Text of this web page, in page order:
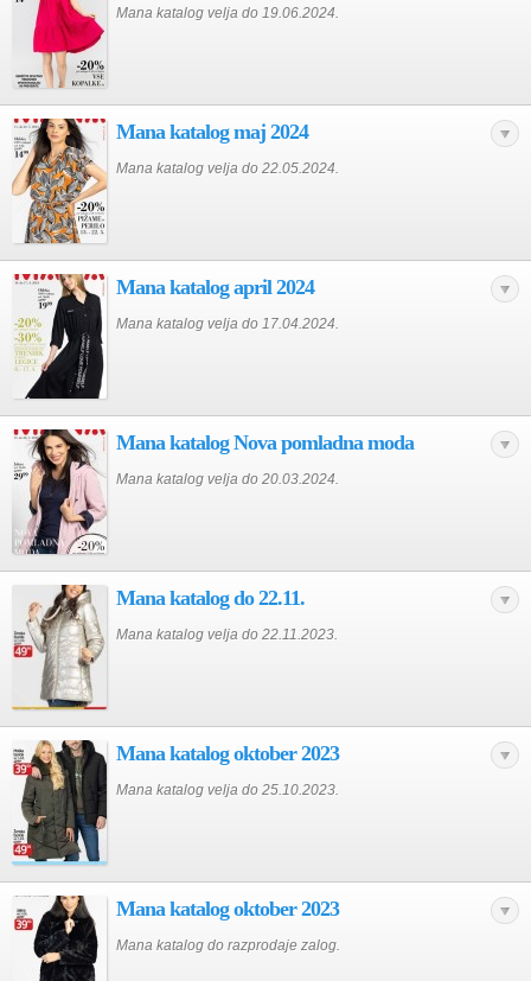
Mana katalog velja do 19.06.2024.
Mana katalog maj 2024
Mana katalog velja do 22.05.2024.
Mana katalog april 2024
Mana katalog velja do 17.04.2024.
Mana katalog Nova pomladna moda
Mana katalog velja do 20.03.2024.
Mana katalog do 22.11.
Mana katalog velja do 22.11.2023.
Mana katalog oktober 2023
Mana katalog velja do 25.10.2023.
Mana katalog oktober 2023
Mana katalog do razprodaje zalog.